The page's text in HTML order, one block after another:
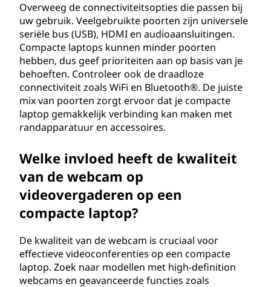
Overweeg de connectiviteitsopties die passen bij
uw gebruik. Veelgebruikte poorten zijn universele
seriële bus (USB), HDMI en audioaansluitingen.
Compacte laptops kunnen minder poorten
hebben, dus geef prioriteiten aan op basis van je
behoeften. Controleer ook de draadloze
connectiviteit zoals WiFi en Bluetooth®. De juiste
mix van poorten zorgt ervoor dat je compacte
laptop gemakkelijk verbinding kan maken met
randapparatuur en accessoires.
Welke invloed heeft de kwaliteit
van de webcam op
videovergaderen op een
compacte laptop?
De kwaliteit van de webcam is cruciaal voor
effectieve videoconferenties op een compacte
laptop. Zoek naar modellen met high-definition
webcams en geavanceerde functies zoals